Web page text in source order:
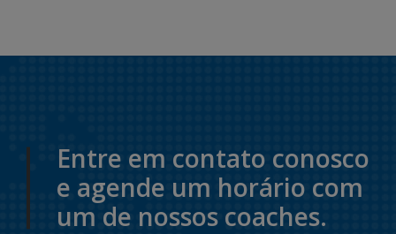
Entre em contato conosco
e agende um horário com
um de nossos coaches.